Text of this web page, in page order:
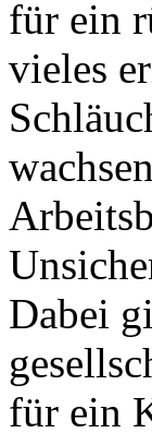
für ein
vieles
Dabei
für ein